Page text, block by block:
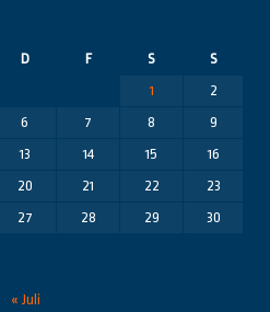
D F S
S
1
2
6 7 8
9
13 14 15
16
20 21 22
23
27 28 29
30
« Juli